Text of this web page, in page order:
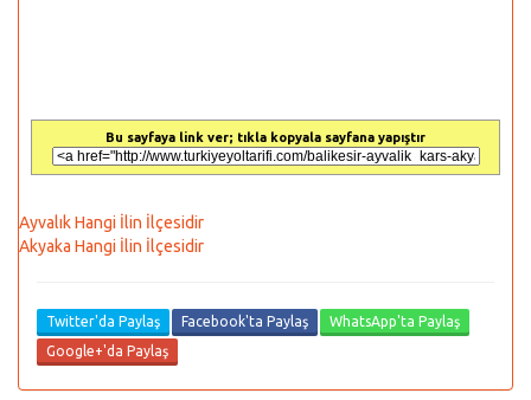
Bu sayfaya link ver; tıkla kopyala sayfana yapıştır
Ayvalık Hangi İlin İlçesidir
Akyaka Hangi İlin İlçesidir
Twitter'da Paylaş Facebook'ta Paylaş
WhatsApp'ta Paylaş
Google+'da Paylaş